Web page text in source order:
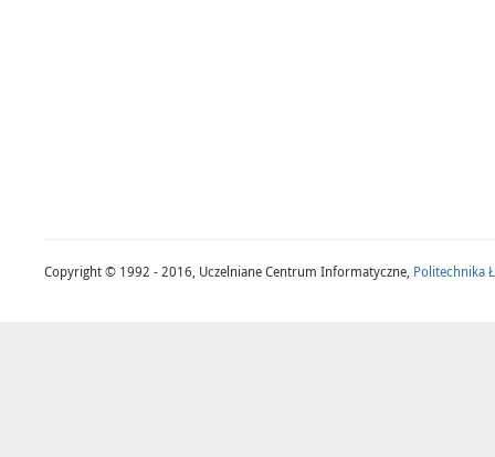
Copyright © 1992 - 2016, Uczelniane Centrum Informatyczne, Politechnika